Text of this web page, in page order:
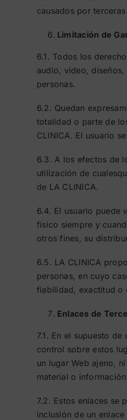
causados por
Limitación de
6.1. Todos los
audio, vídeo,
personas.
6.2. Quedan
totalidad o parte de
CLINICA. El usuario
6.3. A los efectos de
utilización de
de LA CLINICA.
6.4. El usuario puede
físico siempre y
otros fines, su
6.5. LA CLINICA
personas, en cuyo
fiabilidad, exactitud o
Enlaces de
7.1. En el supuesto
control sobre estos
un lugar Web ajeno,
material o
7.2. Estos enlaces se
inclusión de un